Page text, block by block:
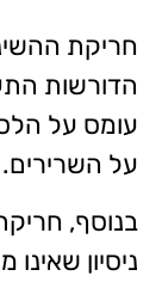
חריקת
הדורשות
עומס על
על השרירים.
בנוסף,
ניסיון